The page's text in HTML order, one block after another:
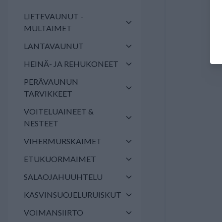
LIETEVAUNUT -
MULTAIMET
LANTAVAUNUT
HEINÄ- JA REHUKONEET
PERÄVAUNUN
TARVIKKEET
VOITELUAINEET &
NESTEET
VIHERMURSKAIMET
ETUKUORMAIMET
SALAOJAHUUHTELU
KASVINSUOJELURUISKUT
VOIMANSIIRTO